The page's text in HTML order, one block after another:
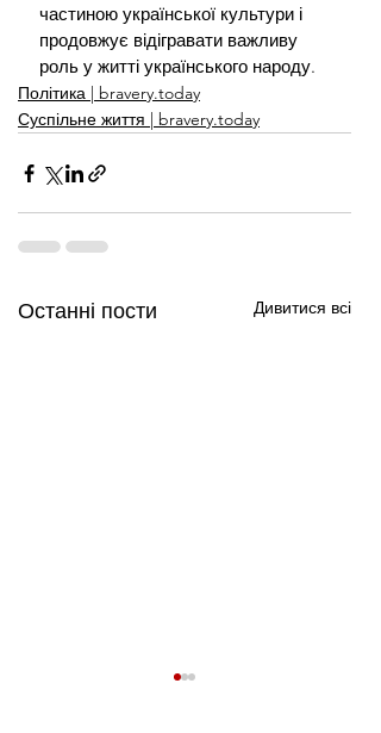
частиною української культури і
продовжує відігравати важливу
роль у житті українського народу.
Політика | bravery.today
Суспільне життя | bravery.today
Останні пости Дивитися всі